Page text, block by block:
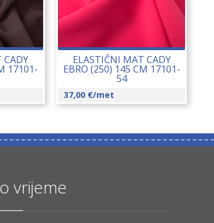
CADY
17101-
ELASTIČNI MAT CADY
EBRO (250) 145 CM 17101-
54
37,00 €/met
vrijeme